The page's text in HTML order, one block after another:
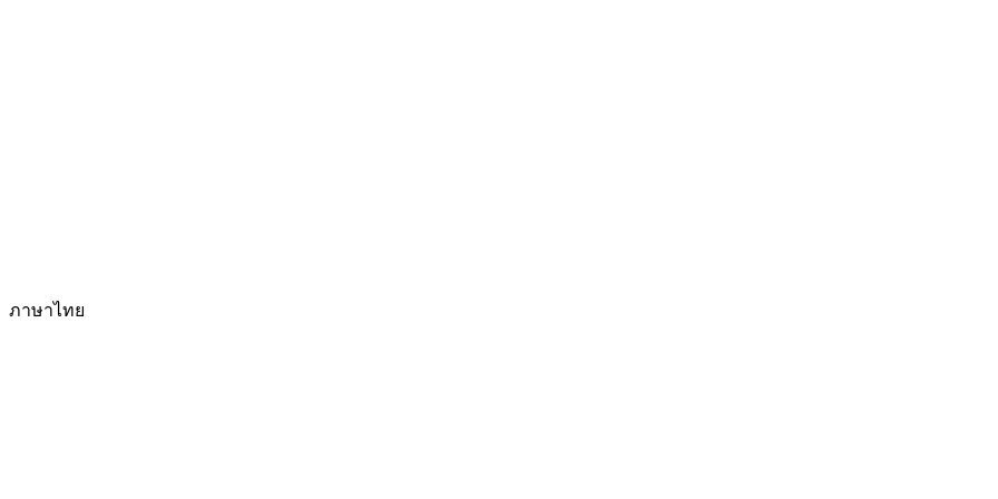
ภาษาไทย